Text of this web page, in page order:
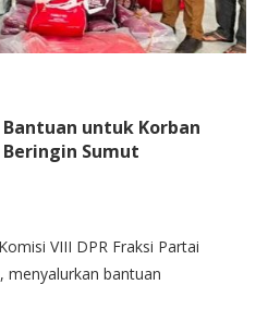
untuk Korban
Sumut
VIII DPR Fraksi Partai
menyalurkan bantuan